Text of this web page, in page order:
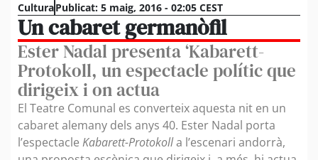
CulturaPublicat: 5 maig, 2016 - 02:05 CEST
Un cabaret germanòfil
Ester Nadal presenta ‘Kabarett-
Protokoll, un espectacle polític que
dirigeix i on actua
El Teatre Comunal es converteix aquesta nit en un
cabaret alemany dels anys 40. Ester Nadal porta
l’espectacle Kabarett-Protokolla l’escenari andorrà,